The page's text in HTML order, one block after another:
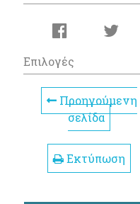
Επιλογές
Προηγούμενη
σελίδα
Εκτύπωση